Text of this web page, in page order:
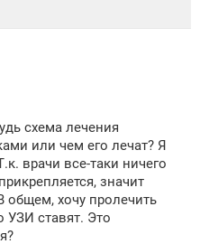
схема лечения
или чем его лечат? Я
врачи все-таки ничего
значит
общем, хочу пролечить
ставят. Это